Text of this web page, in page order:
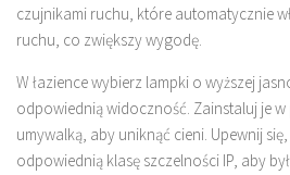
czujnikami ruchu, które automatycznie
ruchu, co zwiększy wygodę.
W łazience wybierz lampki o wyższej
odpowiednią widoczność. Zainstaluj je
umywalką, aby uniknąć cieni. Upewnij
odpowiednią klasę szczelności IP, aby